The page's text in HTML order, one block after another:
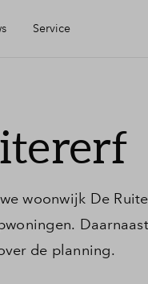
Service
check
kopen
woonwijk De
de planning.